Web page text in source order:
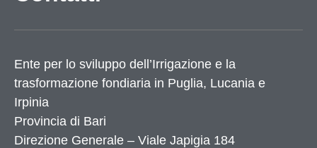
Ente per lo sviluppo dell’Irrigazione e la
trasformazione fondiaria in Puglia, Lucania e
Irpinia
Provincia di Bari
Direzione Generale – Viale Japigia 184